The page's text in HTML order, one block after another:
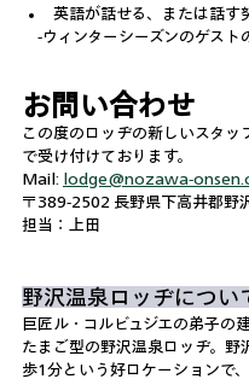
英語が話せる、または話す
-ウィンターシーズンのゲスト
お問い合わせ
この度のロッヂの新しいスタッ
で受け付けております。
Mail : lodge@nozawa-
〒389-2502 長野県下高井郡野
担当：上田
野沢温泉ロッヂについ
巨匠ル・コルビュジエの弟子の
たまご型の野沢温泉ロッヂ。野
歩1分という好ロケーションで